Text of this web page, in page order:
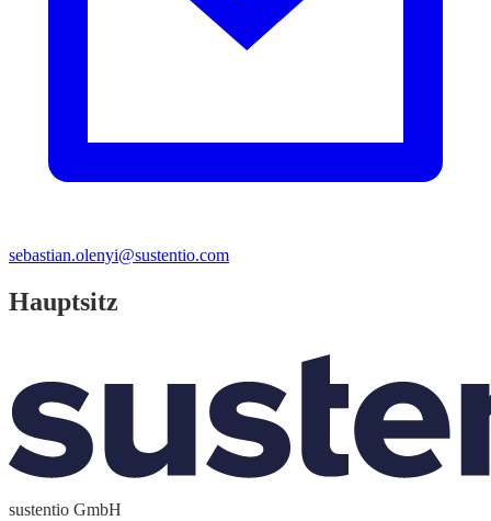
sebastian.olenyi@sustentio.com
Hauptsitz
sustentio GmbH